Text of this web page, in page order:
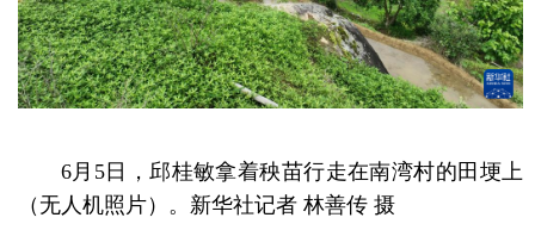
6月5日，邱桂敏拿着秧苗行走在南湾村的田埂上
（无人机照片）。新华社记者 林善传 摄